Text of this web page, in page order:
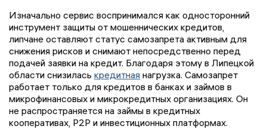
Изначально сервис воспринимался как односторонний
инструмент защиты от мошеннических кредитов,
липчане оставляют статус самозапрета активным для
снижения рисков и снимают непосредственно перед
подачей заявки на кредит. Благодаря этому в Липецкой
области снизилась кредитная нагрузка. Самозапрет
работает только для кредитов в банках и займов в
микрофинансовых и микрокредитных организациях. Он
не распространяется на займы в кредитных
кооперативах, P2P и инвестиционных платформах.